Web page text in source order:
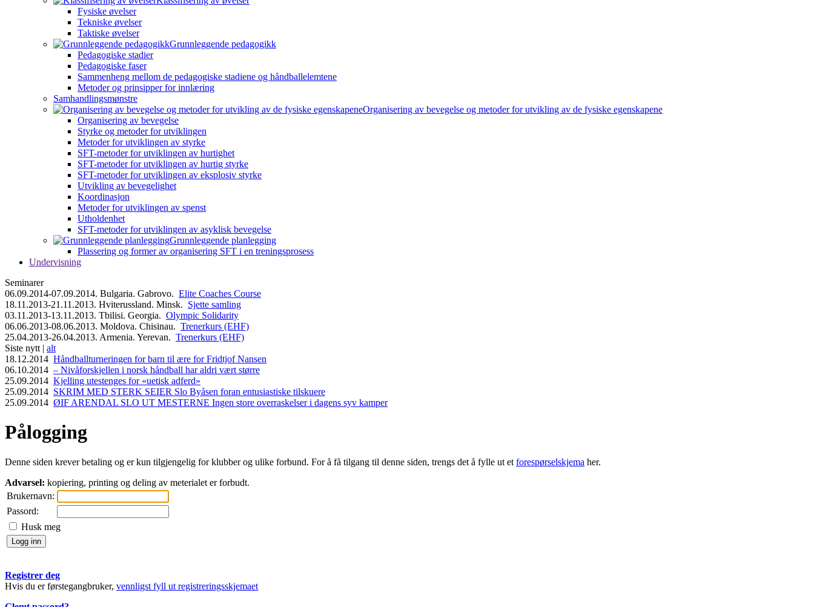
Fysiske øvelser
Tekniske øvelser
Taktiske øvelser
Grunnleggende pedagogikk
Pedagogiske stadier
Pedagogiske faser
Sammenheng mellom de pedagogiske stadiene og håndballelemtene
Metoder og prinsipper for innlæring
Samhandlingsmønstre
Organisering av bevegelse og metoder for utvikling av de fysiske egenskapene
Organisering av bevegelse
Styrke og metoder for utviklingen
Metoder for utviklingen av styrke
SFT-metoder for utviklingen av hurtighet
SFT-metoder for utviklingen av hurtig styrke
SFT-metoder for utviklingen av eksplosiv styrke
Utvikling av bevegelighet
Koordinasjon
Metoder for utviklingen av spenst
Utholdenhet
SFT-metoder for utviklingen av asyklisk bevegelse
Grunnleggende planlegging
Plassering og former av organisering SFT i en treningsprosess
Undervisning
Seminarer
06.09.2014-07.09.2014. Bulgaria. Gabrovo. Elite Coaches Course
18.11.2013-21.11.2013. Hviterussland. Minsk. Sjette samling
03.11.2013-13.11.2013. Tbilisi. Georgia. Olympic Solidarity
06.06.2013-08.06.2013. Moldova. Chisinau. Trenerkurs (EHF)
25.04.2013-26.04.2013. Armenia. Yerevan. Trenerkurs (EHF)
Siste nytt | alt
18.12.2014 Håndballturneringen for barn til ære for Fridtjof Nansen
06.10.2014 – Nivåforskjellen i norsk håndball har aldri vært større
25.09.2014 Kjelling utestenges for «uetisk adferd»
25.09.2014 SKRIM MED STERK SEIER Slo Byåsen foran entusiastiske tilskuere
25.09.2014 ØIF ARENDAL SLO UT MESTERNE Ingen store overraskelser i dagens syv kamper
Pålogging
Denne siden krever betaling og er kun tilgjengelig for klubber og ulike forbund. For å få tilgang til denne siden, trengs det å fylle ut et forespørselskjema her.
Advarsel: kopiering, printing og deling av meterialet er forbudt.
Brukernavn:
Passord:
Husk meg
Registrer deg
Hvis du er førstegangbruker, vennligst fyll ut registreringsskjemaet